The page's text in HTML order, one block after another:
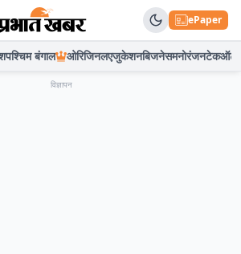
ePaper
पश्चिम बंगाल ओरिजिनलएजुकेशनबिजनेसमनोरंजनटेकऑटो
विज्ञापन